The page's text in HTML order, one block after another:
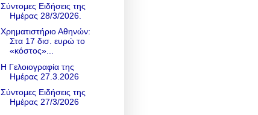
Σύντομες Ειδήσεις της
Ημέρας 28/3/2026.
Χρηματιστήριο Αθηνών:
Στα 17 δισ. ευρώ το
«κόστος»...
Η Γελοιογραφία της
Ημέρας 27.3.2026
Σύντομες Ειδήσεις της
Ημέρας 27/3/2026